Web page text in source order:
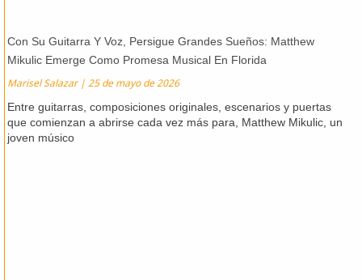
Con Su Guitarra Y Voz, Persigue Grandes Sueños: Matthew
Mikulic Emerge Como Promesa Musical En Florida
Marisel Salazar 25 de mayo de 2026
Entre guitarras, composiciones originales, escenarios y puertas
que comienzan a abrirse cada vez más para, Matthew Mikulic, un
joven músico